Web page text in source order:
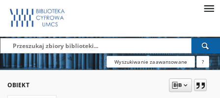
Wyszukiwanie zaawansowane ?
OBIEKT